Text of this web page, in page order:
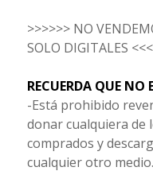
>>>>>> NO
SOLO DIGITALES
RECUERDA QUE NO
-Está prohibido
donar cualquiera de
comprados y
cualquier otro medio.